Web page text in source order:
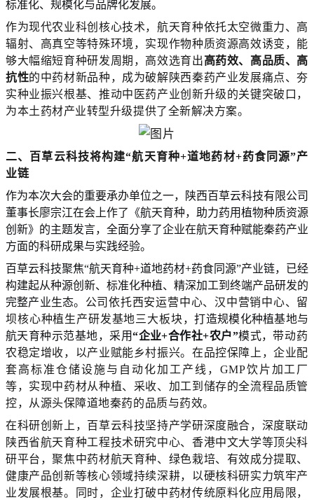
标准化、规模化与品牌化发展。
作为现代农业科创核心技术，航天育种依托太空微重力、高
辐射、高真空等特殊环境，实现作物种质资源高效诱变，能
够大幅缩短育种研发周期，高效选育出高药效、高品质、高
抗性的中药材新品种，成为破解陕西秦药产业发展痛点、夯
实种业振兴根基、推动中医药产业创新升级的关键突破口，
为本土药材产业转型升级提供了全新解决方案。
二、 百草云科技将构建“航天育种+道地药材+药食同源”产
业链
作为本次大会的重要承办单位之一，陕西百草云科技有限公司
董事长廖宗江在会上作了《航天育种，助力药用植物种质资源
创新》的主题发言，全面分享了企业在航天育种赋能秦药产业
方面的科研成果与实践经验。
百草云科技聚焦“航天育种+道地药材+药食同源”产业链，已经
构建起从种源创新、标准化种植、精深加工到终端产品研发的
完整产业生态。 公司依托西安运营中心、汉中营销中心、留
坝核心种植生产研发基地三大板块，打造规模化种植基地与
航天育种示范基地，采用“企业+合作社+农户”模式，带动药
农稳定增收，以产业赋能乡村振兴。在品控保障上，企业配
套高标准仓储设施与自动化加工产线 ， GMP饮片加工厂
等，实现中药材从种植、采收、加工到储存的全流程品质管
控，从源头保障道地秦药的品质与药效。
在科研创新上，百草云科技坚持产学研深度融合，深度联动
陕西省航天育种工程技术研究中心、香港中文大学等顶尖科
研平台，聚焦中药材航天育种、绿色栽培、有效成分提取、
健康产品创新等核心领域持续深耕，以硬核科研实力筑牢产
业发展根基。同时，企业打破中药材传统原料化应用局限，